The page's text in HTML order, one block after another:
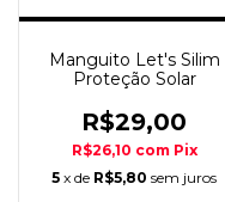
Manguito Let's Silim
Proteção Solar
R$29,00
R$26,10 com Pix
5 x de R$5,80 sem juros